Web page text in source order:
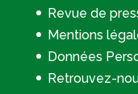
Revue de
Mentions
Données
Retrouvez-